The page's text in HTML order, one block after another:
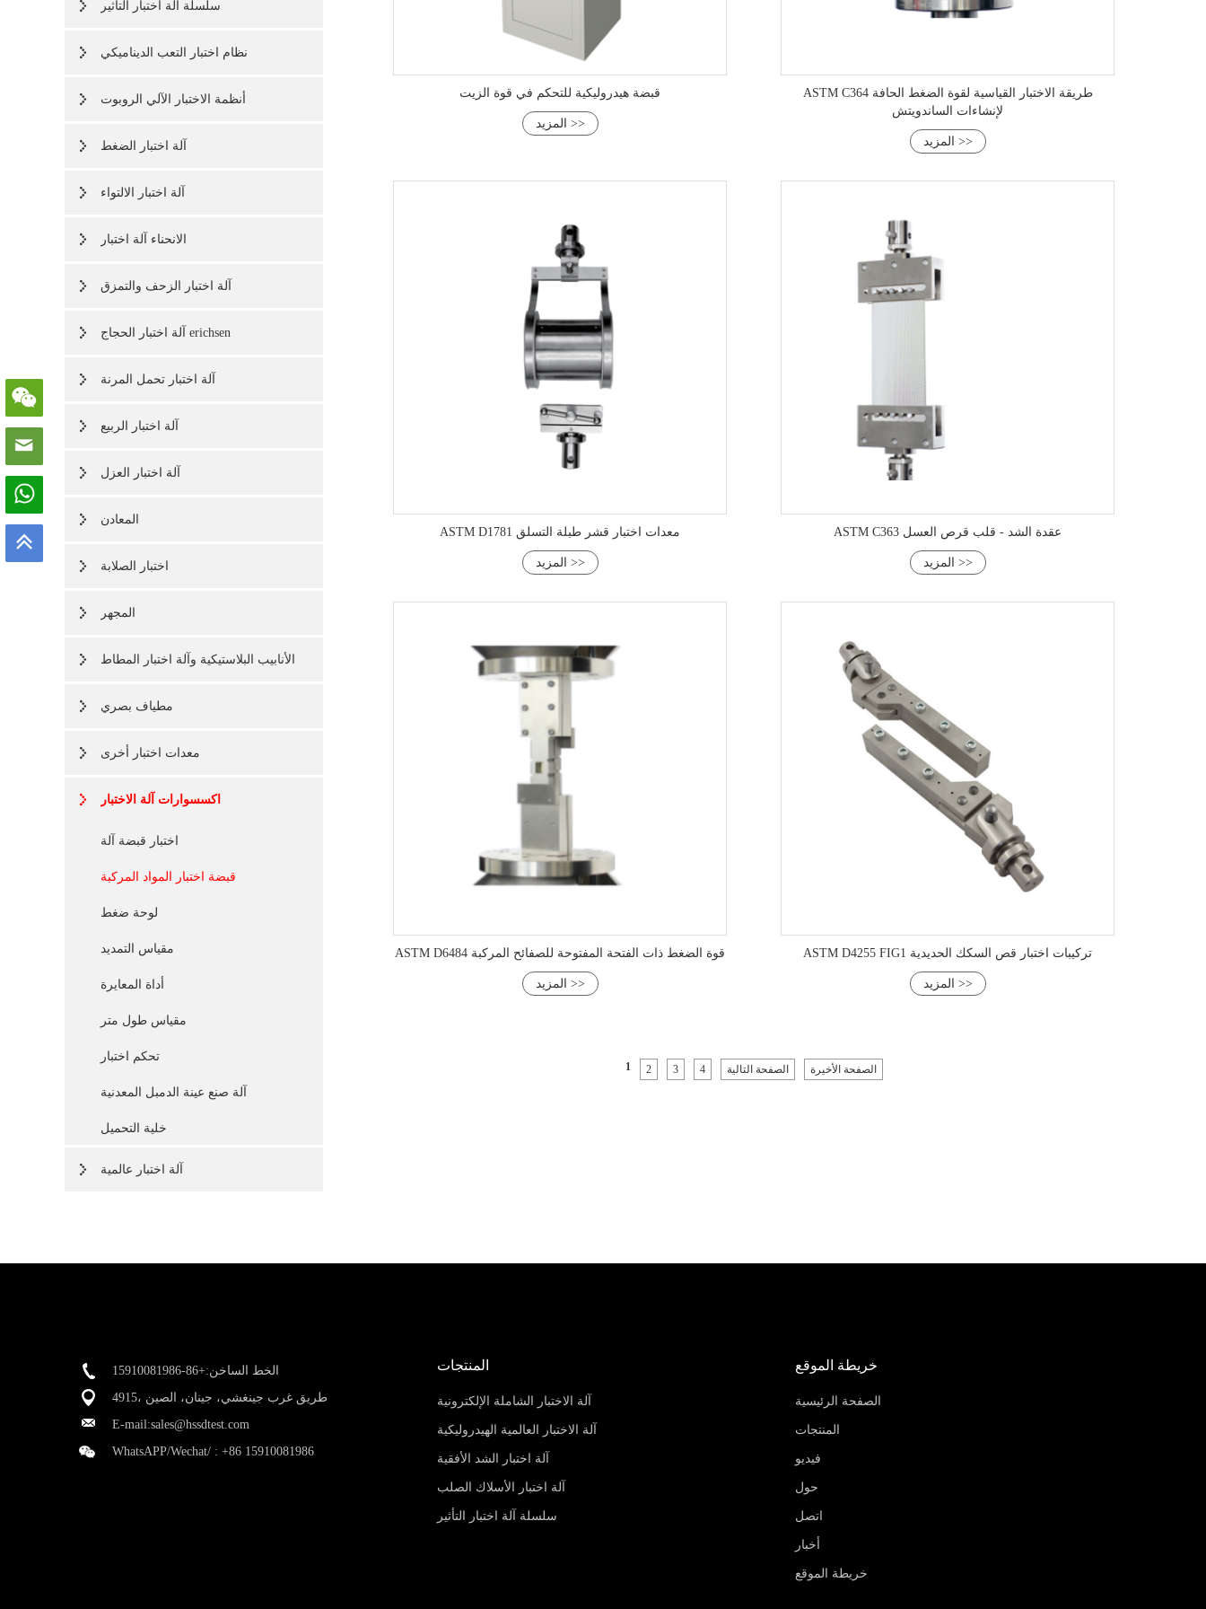
سلسلة آلة اختبار التأثير
نظام اختبار التعب الديناميكي
أنظمة الاختبار الآلي الروبوت
آلة اختبار الضغط
آلة اختبار الالتواء
الانحناء آلة اختبار
آلة اختبار الزحف والتمزق
آلة اختبار الحجاج erichsen
آلة اختبار تحمل المرنة
آلة اختبار الربيع
آلة اختبار العزل
المعادن
اختبار الصلابة
المجهر
الأنابيب البلاستيكية وآلة اختبار المطاط
مطياف بصري
معدات اختبار أخرى
اكسسوارات آلة الاختبار
اختبار قبضة آلة
قبضة اختبار المواد المركبة
لوحة ضغط
مقياس التمديد
أداة المعايرة
مقياس طول متر
تحكم اختبار
آلة صنع عينة الدمبل المعدنية
خلية التحميل
آلة اختبار عالمية
قبضة هيدروليكية للتحكم في قوة الزيت
المزيد >>
ASTM C364 طريقة الاختبار القياسية لقوة الضغط الحافة
لإنشاءات الساندويتش
المزيد >>
ASTM D1781 معدات اختبار قشر طبلة التسلق
المزيد >>
ASTM C363 عقدة الشد - قلب قرص العسل
المزيد >>
ASTM D6484 قوة الضغط ذات الفتحة المفتوحة للصفائح المركبة
المزيد >>
ASTM D4255 FIG1 تركيبات اختبار قص السكك الحديدية
المزيد >>
1 2 3 4 الصفحة التالية الصفحة الأخيرة
الخط الساخن:+86-15910081986
4915، طريق غرب جينغشي، جينان، الصين
E-mail:sales@hssdtest.com
WhatsAPP/Wechat/ : +86 15910081986
المنتجات
آلة الاختبار الشاملة الإلكترونية
آلة الاختبار العالمية الهيدروليكية
آلة اختبار الشد الأفقية
آلة اختبار الأسلاك الصلب
سلسلة آلة اختبار التأثير
خريطة الموقع
الصفحة الرئيسية
المنتجات
فيديو
حول
اتصل
أخبار
خريطة الموقع